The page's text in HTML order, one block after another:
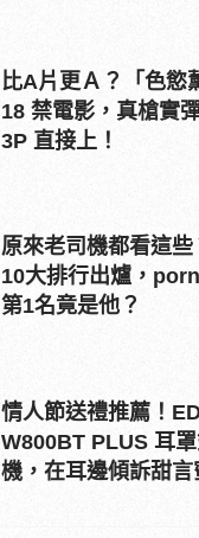
比A片更Ａ？「色慾
18 禁電影，真槍實
3P 直接上！
原來老司機都看這
10大排行出爐，
第1名竟是他？
情人節送禮推薦！
W800BT PLUS 耳
機，在耳邊傾訴甜言